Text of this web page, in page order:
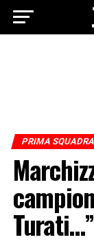
PRIMA SQUADRA
Turati…”